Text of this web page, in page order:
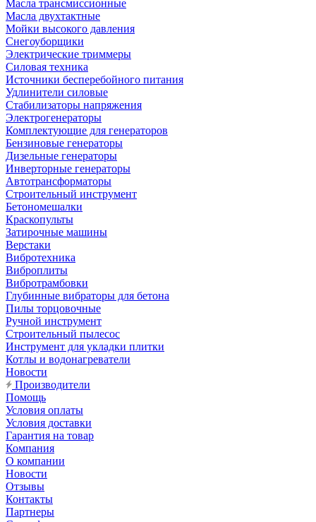
Масла трансмиссионные
Масла двухтактные
Мойки высокого давления
Снегоуборщики
Электрические триммеры
Силовая техника
Источники бесперебойного питания
Удлинители силовые
Стабилизаторы напряжения
Электрогенераторы
Комплектующие для генераторов
Бензиновые генераторы
Дизельные генераторы
Инверторные генераторы
Автотрансформаторы
Строительный инструмент
Бетономешалки
Краскопульты
Затирочные машины
Верстаки
Вибротехника
Виброплиты
Вибротрамбовки
Глубинные вибраторы для бетона
Пилы торцовочные
Ручной инструмент
Строительный пылесос
Инструмент для укладки плитки
Котлы и водонагреватели
Новости
Производители
Помощь
Условия оплаты
Условия доставки
Гарантия на товар
Компания
О компании
Новости
Отзывы
Контакты
Партнеры